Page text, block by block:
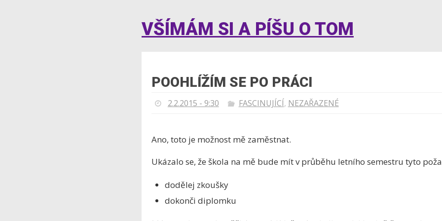
VŠÍMÁM SI A PÍŠU O TOM
POOHLÍŽÍM SE PO PRÁCI
2.2.2015 - 9:30 FASCINUJÍCÍ, NEZAŘAZENÉ
Ano, toto je možnost mě zaměstnat.
Ukázalo se, že škola na mě bude mít v průběhu letního semestru tyto
dodělej zkoušky
dokonči diplomku